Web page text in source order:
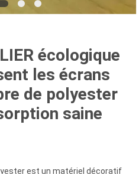
écologique
les écrans
de polyester
saine
est un matériel décoratif